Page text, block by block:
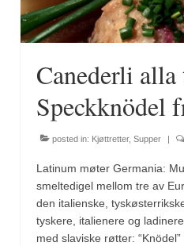
Canederli alla
Speckknödel
posted in: Kjøttretter, Supper |
Latinum møter Germania:
smeltedigel mellom tre av
den italienske,
tyskere, italienere og
med slaviske røtter: